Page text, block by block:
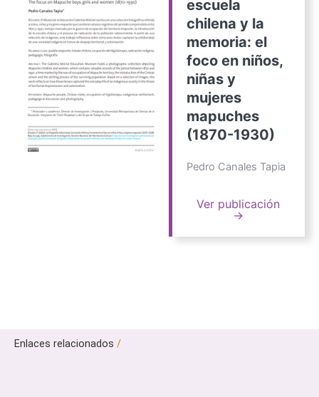
escuela
chilena y la
memoria: el
foco en niños,
niñas y
mujeres
mapuches
(1870-1930)
Pedro Canales Tapia
Ver publicación
→
Enlaces relacionados /